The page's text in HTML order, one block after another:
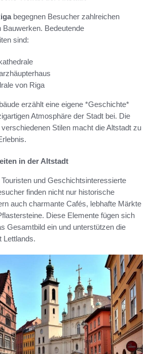
begegnen Besucher zahlreichen
Bauwerken. Bedeutende
sind:
von Riga
erzählt eine eigene *Geschichte*
Atmosphäre der Stadt bei. Die
Stilen macht die Altstadt zu
in der Altstadt
und Geschichtsinteressierte
finden nicht nur historische
auch charmante Cafés, lebhafte Märkte
Diese Elemente fügen sich
Gesamtbild ein und unterstützen die
Lettlands.